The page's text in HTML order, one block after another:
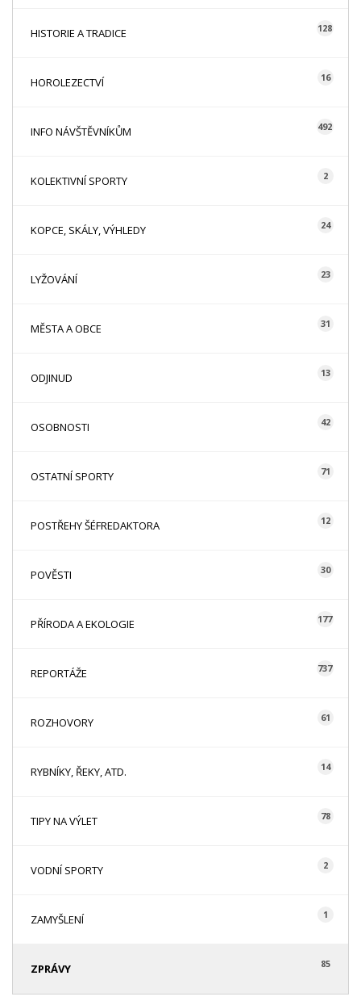
HISTORIE A TRADICE 128
HOROLEZECTVÍ 16
INFO NÁVŠTĚVNÍKŮM 492
KOLEKTIVNÍ SPORTY 2
KOPCE, SKÁLY, VÝHLEDY 24
LYŽOVÁNÍ 23
MĚSTA A OBCE 31
ODJINUD 13
OSOBNOSTI 42
OSTATNÍ SPORTY 71
POSTŘEHY ŠÉFREDAKTORA 12
POVĚSTI 30
PŘÍRODA A EKOLOGIE 177
REPORTÁŽE 737
ROZHOVORY 61
RYBNÍKY, ŘEKY, ATD. 14
TIPY NA VÝLET 78
VODNÍ SPORTY 2
ZAMYŠLENÍ 1
ZPRÁVY 85